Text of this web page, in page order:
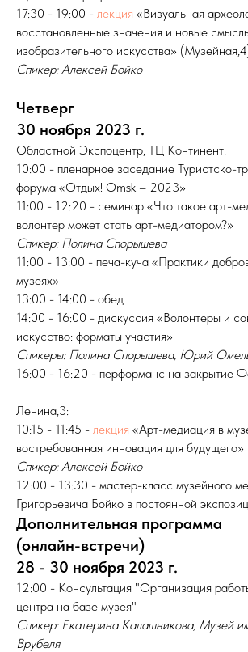
17:30 - 19:00 - лекция «Визуальная
восстановленные значения и новые
изобразительного искусства»
Спикер: Алексей Бойко
Четверг
30 ноября 2023 г.
Областной Экспоцентр, ТЦ Континент:
10:00 - пленарное заседание Туристско-
форума «Отдых! Omsk – 2023»
11:00 - 12:20 - семинар «Что такое арт-
волонтер может стать арт-медиатором?»
Спикер: Полина Спорышева
11:00 - 13:00 - печа-куча «Практики
музеях»
13:00 - 14:00 - обед
14:00 - 16:00 - дискуссия «Волонтеры и
искусство: форматы участия»
Спикеры: Полина Спорышева, Юрий
16:00 - 16:20 - перформанс на закрытие
Ленина,3:
10:15 - 11:45 - лекция «Арт-медиация в
востребованная инновация для будущего»
Спикер: Алексей Бойко
12:00 - 13:30 - мастер-класс музейного
Григорьевича Бойко в постоянной
Дополнительная программа
(онлайн-встречи)
28 - 30 ноября 2023 г.
12:00 - Консультация "Организация
центра на базе музея"
Спикер: Екатерина Калашникова, Музей
Врубеля